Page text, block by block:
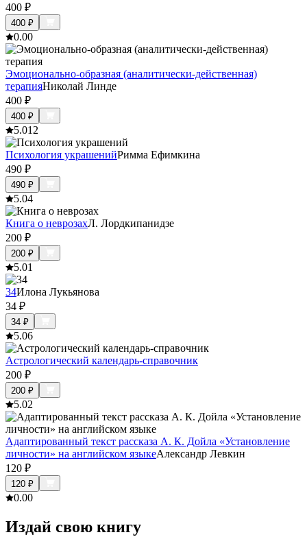
400 ₽
400 ₽
0.00
Эмоционально-образная (аналитически-действенная)
терапияНиколай Линде
400 ₽
400 ₽
5.012
Психология украшенийРимма Ефимкина
490 ₽
490 ₽
5.04
Книга о неврозахЛ. Лордкипанидзе
200 ₽
200 ₽
5.01
34Илона Лукьянова
34 ₽
34 ₽
5.06
Астрологический календарь-справочник
200 ₽
200 ₽
5.02
Адаптированный текст рассказа А. К. Дойла «Установление
личности» на английском языкеАлександр Левкин
120 ₽
120 ₽
0.00
Издай свою книгу